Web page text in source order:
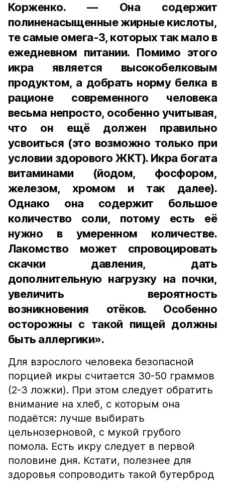
Корженко. — Она содержит
полиненасыщенные жирные кислоты,
те самые омега-3, которых так мало в
ежедневном питании. Помимо этого
икра является высокобелковым
продуктом, а добрать норму белка в
рационе современного человека
весьма непросто, особенно учитывая,
что он ещё должен правильно
усвоиться (это возможно только при
условии здорового ЖКТ). Икра богата
витаминами (йодом, фосфором,
железом, хромом и так далее).
Однако она содержит большое
количество соли, потому есть её
нужно в умеренном количестве.
Лакомство может спровоцировать
скачки давления, дать
дополнительную нагрузку на почки,
увеличить вероятность
возникновения отёков. Особенно
осторожны с такой пищей должны
быть аллергики».
Для взрослого человека безопасной
порцией икры считается 30-50 граммов
(2-3 ложки). При этом следует обратить
внимание на хлеб, с которым она
подаётся: лучше выбирать
цельнозерновой, с мукой грубого
помола. Есть икру следует в первой
половине дня. Кстати, полезнее для
здоровья сопроводить такой бутерброд